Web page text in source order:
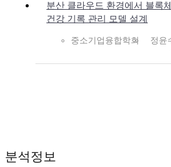
분산 클라우드 환경에서 블록
건강 기록 관리 모델 설계
중소기업융합학회 정윤
분석정보